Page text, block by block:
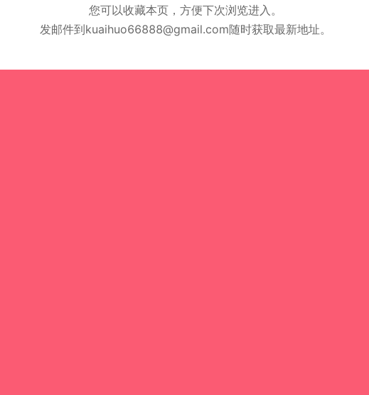
您可以收藏本页，方便下次浏览进入。
发邮件到kuaihuo66888@gmail.com随时获取最新地址。